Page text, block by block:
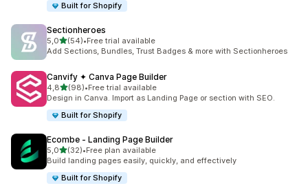
Built for Shopify
Sectionheroes
5,0av 5 stjerner
(54)
Totalt 54 omtaler
•Free trial available
Add Sections, Bundles, Trust Badges & more with Sectionheroes
Canvify ✦ Canva Page Builder
4,8av 5 stjerner
(98)
Totalt 98 omtaler
•Free trial available
Design in Canva. Import as Landing Page or section with SEO.
Built for Shopify
Ecombe ‑ Landing Page Builder
5,0av 5 stjerner
(32)
Totalt 32 omtaler
•Free plan available
Build landing pages easily, quickly, and effectively
Built for Shopify